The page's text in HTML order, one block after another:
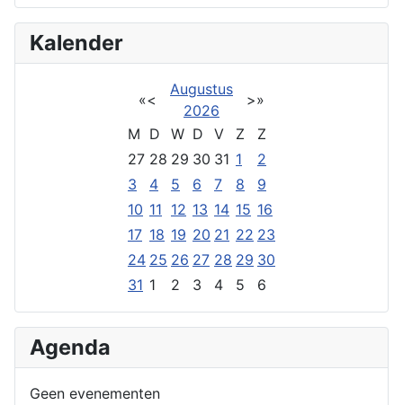
Kalender
«<
Augustus
2026
>»
M D W D V Z
Z
27 28 29 30 31 1
2
3
4 5 6 7 8
9
10 11 12 13 14 15 16
17 18 19 20 21 22 23
24 25 26 27 28 29 30
31 1 2 3 4 5 6
Agenda
Geen evenementen